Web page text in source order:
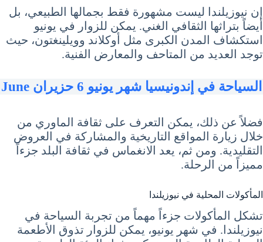
إن نيوزيلندا ليست مشهورة فقط بجمالها الطبيعي، بل
أيضاً بتراثها الثقافي الغني. يمكن للزوار في يونيو
استكشاف المدن الكبرى مثل أوكلاند وويلينغتون، حيث
توجد العديد من المتاحف والمعارض الفنية.
السياحة في إندونيسيا شهر يونيو 6 حزيران June
فضلاً عن ذلك، يمكن التعرف على ثقافة الماوري من
خلال زيارة المواقع التاريخية والمشاركة في العروض
التقليدية. ومن ثم، يعد الانغماس في ثقافة البلد جزءاً
مميزاً من الرحلة.
المأكولات المحلية في نيوزيلندا
تشكل المأكولات جزءاً مهماً من تجربة السياحة في
نيوزيلندا. في شهر يونيو، يمكن للزوار تذوق الأطعمة